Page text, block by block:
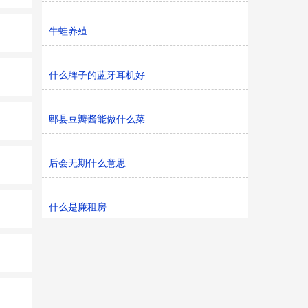
牛蛙养殖
什么牌子的蓝牙耳机好
郫县豆瓣酱能做什么菜
后会无期什么意思
什么是廉租房